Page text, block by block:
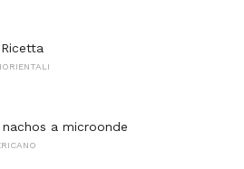
a microonde